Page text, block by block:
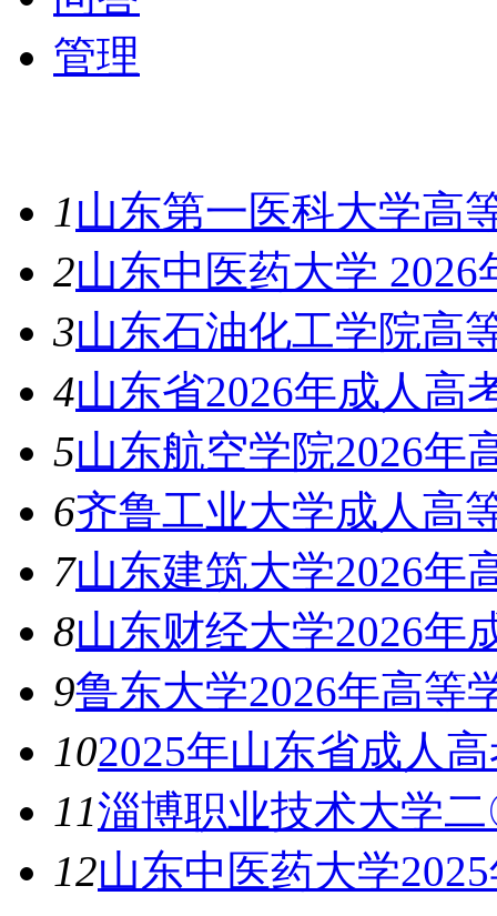
管理
1山东第一医科大学高
2山东中医药大学
3山东石油化工学院高
4山东省2026年成人高
5山东航空学院2026年
6齐鲁工业大学成人高
7山东建筑大学2026年
8山东财经大学2026年
9鲁东大学2026年高等
102025年山东省成人
11淄博职业技术大学
12山东中医药大学